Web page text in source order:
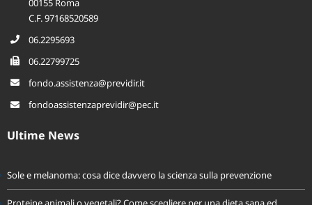
00155 Roma
fondo.assistenza@previdir.it
fondoassistenzaprevidir@pec.it
Ultime News
Sole e melanoma: cosa dice davvero la scienza sulla prevenzione